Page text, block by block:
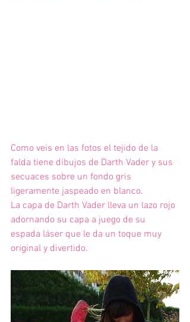
Como veis en las fotos el tejido de la
falda tiene dibujos de Darth Vader y sus
secuaces sobre un fondo gris
ligeramente jaspeado en blanco.
La capa de Darth Vader lleva un lazo rojo
adornando su capa a juego de su
espada láser que le da un toque muy
original y divertido.